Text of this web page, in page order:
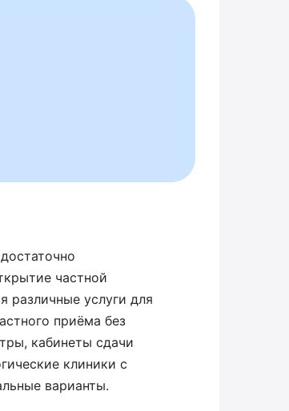
частной
различные услуги для
приёма без
кабинеты сдачи
клиники с
варианты.